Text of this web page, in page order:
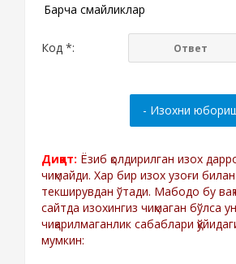
Барча смайликлар
Код *:
Диққат: Ёзиб қолдирилган изох
чиқмайди. Хар бир изох узоғи
текширувдан ўтади. Мабодо бу
сайтда изохингиз чиқмаган бўлса
чиқарилмаганлик сабаблари
мумкин: